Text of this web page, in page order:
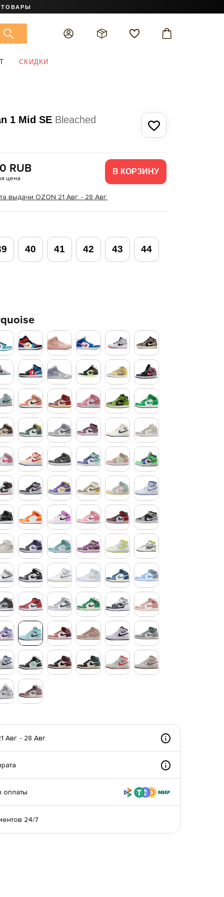
СКИДКИ
1 Mid SE Bleached
RUB
цена
выдачи OZON 21 Авг. - 28 Авг.
В КОРЗИНУ
40 41 42 43 44
Авг. - 28 Авг.
24/7